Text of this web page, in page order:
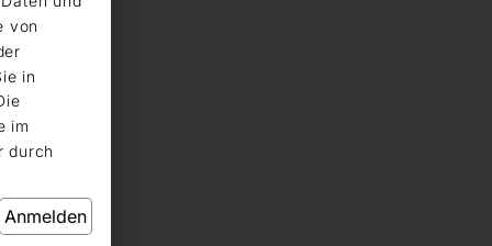
von
in
im
durch
Anmelden